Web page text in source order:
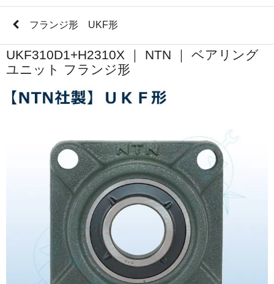
フランジ形 UKF形
UKF310D1+H2310X ｜ NTN ｜ ベアリング
ユニット フランジ形